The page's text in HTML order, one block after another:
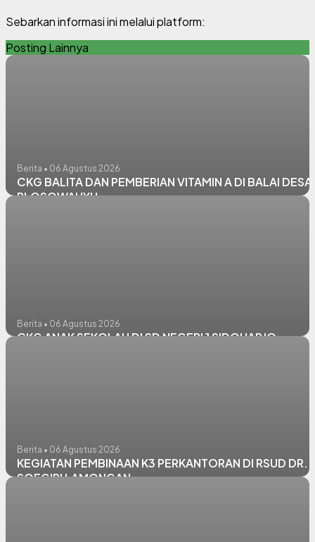
Sebarkan informasi ini melalui platform:
Posting Lainnya
Berita • 06 Agustus 2026
CKG BALITA DAN PEMBERIAN VITAMIN A DI BALAI DESA
PLOSOWAHYU
Berita • 06 Agustus 2026
CKG ANAK SEKOLAH DI SD NEGERI 1 SIDOHARJO
Berita • 06 Agustus 2026
KEGIATAN PEMBINAAN K3 PERKANTORAN DI RSUD DR.
SOEGIRI LAMONGAN